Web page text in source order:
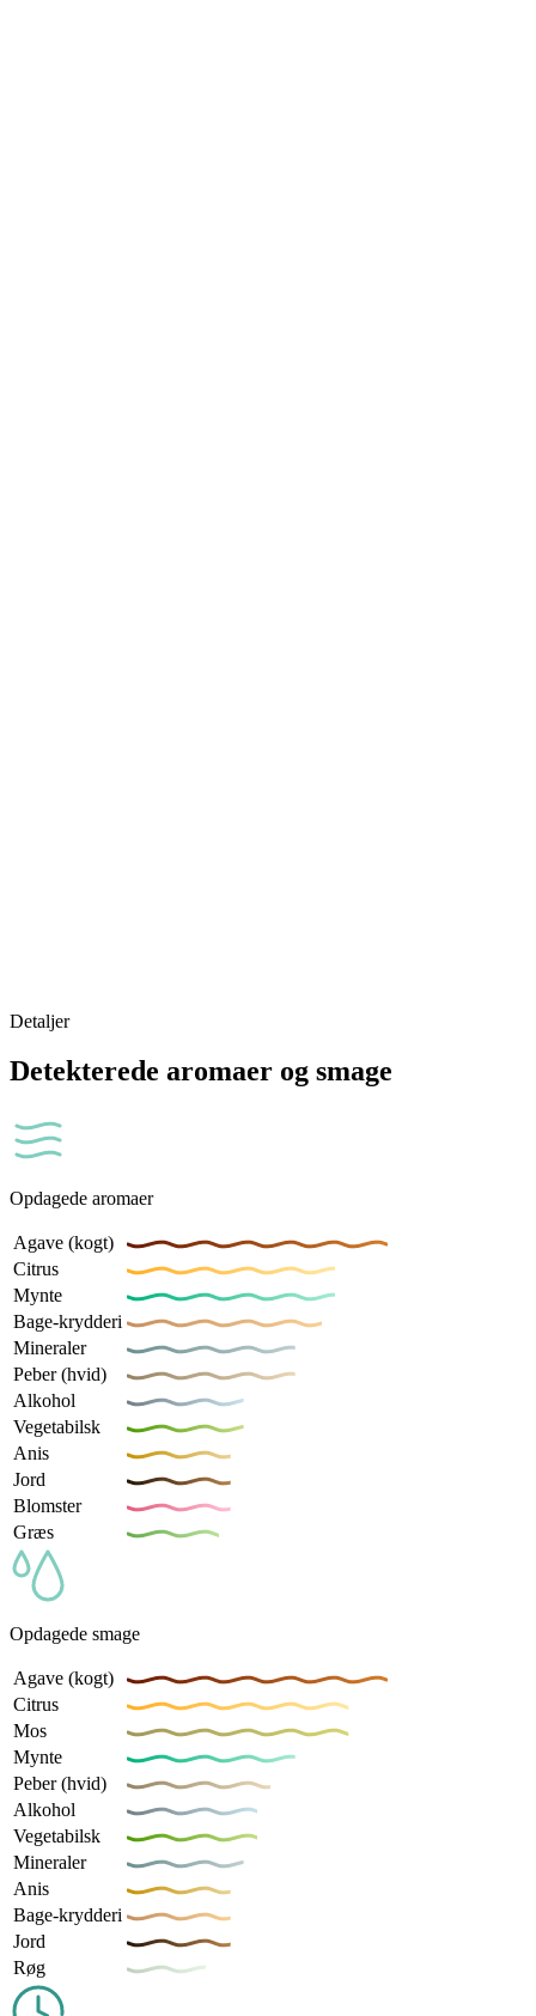
Detaljer
Detekterede aromaer og smage
Opdagede aromaer
Agave (kogt)
Citrus
Mynte
Bage-krydderi
Mineraler
Peber (hvid)
Alkohol
Vegetabilsk
Anis
Jord
Blomster
Græs
Opdagede smage
Agave (kogt)
Citrus
Mos
Mynte
Peber (hvid)
Alkohol
Vegetabilsk
Mineraler
Anis
Bage-krydderi
Jord
Røg